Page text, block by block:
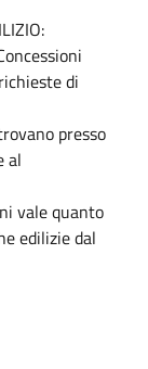
di
presso
al
vale quanto
edilizie dal